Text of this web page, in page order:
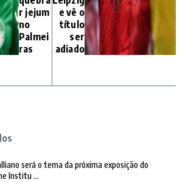
r jejum
no
Palmei
ras
e vê o
título
ser
adiado
será o tema da próxima exposição do
Institu ...